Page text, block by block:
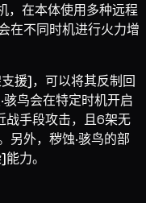
，在本体使用多种远程
在不同时机进行火力增
援]，可以将其反制回
骇鸟会在特定时机开启
战手段攻击，且6架无
另外，秽蚀·骇鸟的部
能力。